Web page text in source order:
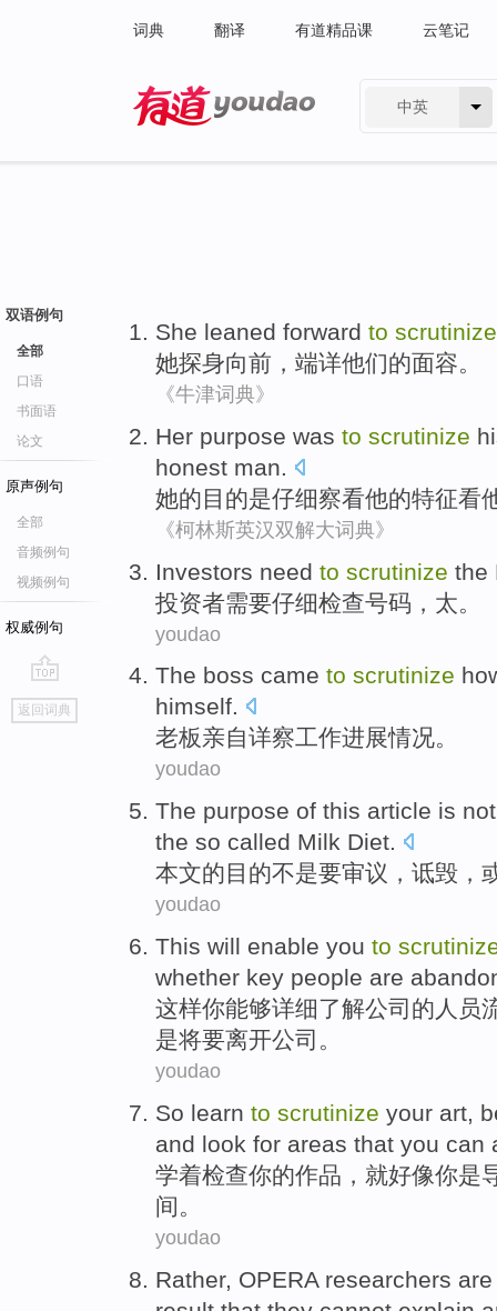
词典 翻译 有道精品课 云笔记
中英
双语例句
全部
口语
书面语
论文
原声例句
全部
音频例句
视频例句
权威例句
go
top
返回词典
She leaned forward to scrutinize
她探身向前 ， 端详他们的面容。
《牛津词典》
Her purpose was to scrutinize
honest man.
她的目的是仔细察看他的特征看
《柯林斯英汉双解大词典》
Investors need to scrutinize the
投资者需要仔细检查号码 ，太。
youdao
The boss came to scrutinize
himself.
老板亲自详察工作进展情况。
youdao
The purpose of this article is not
the so called Milk Diet.
本文的目的不是要审议 ， 诋毁 ，
youdao
This will enable you to
whether key people are
这样你能够详细了解公司 的 人员
是将要离开公司。
youdao
So learn to scrutinize your art,
and look for areas that you can
学着检查你的作品 ， 就好像你是
间。
youdao
Rather, OPERA researchers